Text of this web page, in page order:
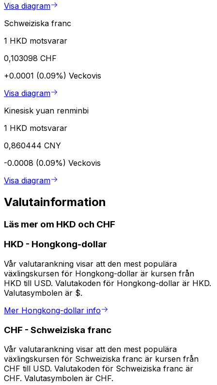
Visa diagram
Schweiziska franc
1 HKD motsvarar
0,103098 CHF
+0.0001 (0.09%) Veckovis
Visa diagram
Kinesisk yuan renminbi
1 HKD motsvarar
0,860444 CNY
-0.0008 (0.09%) Veckovis
Visa diagram
Valutainformation
Läs mer om HKD och CHF
HKD - Hongkong-dollar
Vår valutarankning visar att den mest populära
växlingskursen för Hongkong-dollar är kursen från
HKD till USD. Valutakoden för Hongkong-dollar är HKD.
Valutasymbolen är $.
Mer Hongkong-dollar info
CHF - Schweiziska franc
Vår valutarankning visar att den mest populära
växlingskursen för Schweiziska franc är kursen från
CHF till USD. Valutakoden för Schweiziska franc är
CHF. Valutasymbolen är CHF.